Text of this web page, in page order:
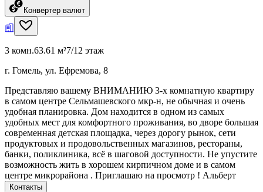
Конвертер валют
3 комн.63.61 м²7/12 этаж
г. Гомель, ул. Ефремова, 8
Представляю вашему ВНИМАНИЮ 3-х комнатную квартиру
в самом центре Сельмашевского мкр-н, не обычная и очень
удобная планировка. Дом находится в одном из самых
удобных мест для комфортного проживания, во дворе большая
современная детская площадка, через дорогу рынок, сети
продуктовых и продовольственных магазинов, рестораны,
банки, поликлиника, всё в шаговой доступности. Не упустите
возможность жить в хорошем кирпичном доме и в самом
центре микрорайона . Приглашаю на просмотр ! Альберт
Контакты